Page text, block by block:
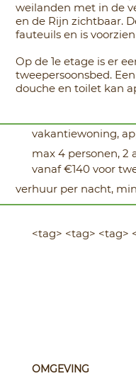
weilanden met in de
en de Rijn zichtbaar.
fauteuils en is
Op de 1e etage is er
tweepersoonsbed.
douche en toilet kan
max 4 personen, 2
vanaf €140 voor
verhuur per nacht,
<tag> <tag> <tag>
vakantiewoning,
OMGEVING